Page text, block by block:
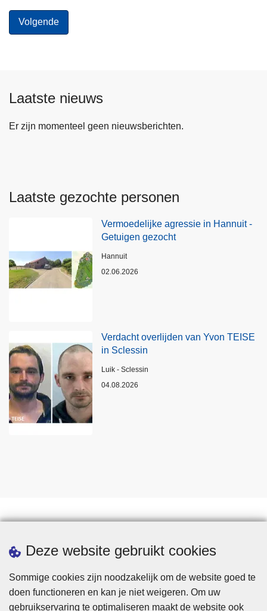
Deze website gebruikt cookies
Sommige cookies zijn noodzakelijk om de website goed te
doen functioneren en kan je niet weigeren. Om uw
gebruikservaring te optimaliseren maakt de website ook
Laatste nieuws
Er zijn momenteel geen nieuwsberichten.
Laatste gezochte personen
Vermoedelijke agressie in Hannuit -
Getuigen gezocht
Plaats
Hannuit
02.06.2026
Verdacht overlijden van Yvon TEISE
in Sclessin
Plaats
Luik - Sclessin
04.08.2026